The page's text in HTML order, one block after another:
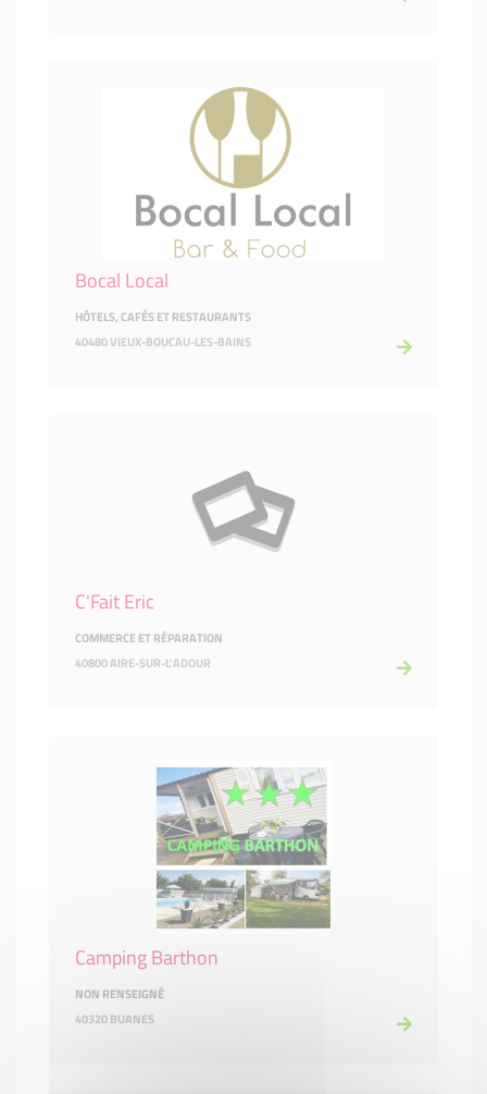
Bocal Local
HÔTELS, CAFÉS ET RESTAURANTS
40480 VIEUX-BOUCAU-LES-BAINS
C'Fait Eric
COMMERCE ET RÉPARATION
40800 AIRE-SUR-L'ADOUR
Camping Barthon
NON RENSEIGNÉ
40320 BUANES